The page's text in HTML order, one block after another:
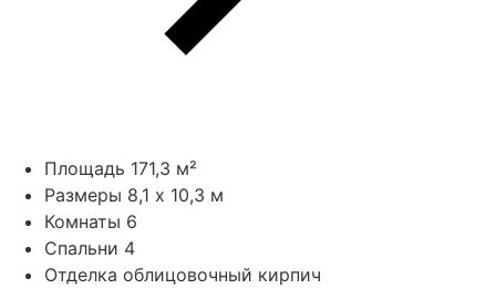
Площадь 171,3 м²
Размеры 8,1 x 10,3 м
Комнаты 6
Спальни 4
Отделка облицовочный кирпич